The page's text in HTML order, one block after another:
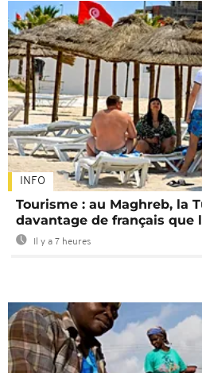
INFO
Tourisme : au Maghreb, la
davantage de français que
Il y a 7 heures